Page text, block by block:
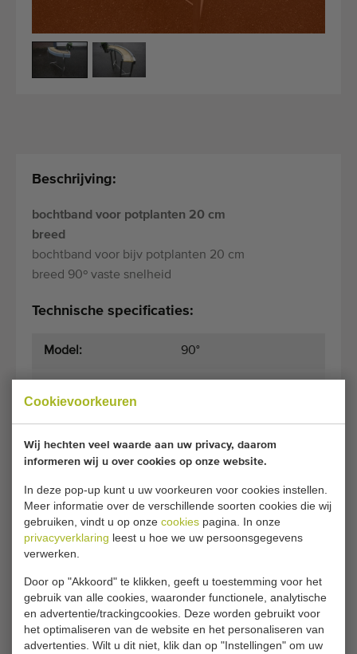
Cookievoorkeuren
Wij hechten veel waarde aan uw privacy, daarom
informeren wij u over cookies op onze website.
In deze pop-up kunt u uw voorkeuren voor cookies instellen.
Meer informatie over de verschillende soorten cookies die wij
gebruiken, vindt u op onze cookies pagina. In onze
privacyverklaring leest u hoe we uw persoonsgegevens
verwerken.
Door op "Akkoord" te klikken, geeft u toestemming voor het
gebruik van alle cookies, waaronder functionele, analytische
en advertentie/trackingcookies. Deze worden gebruikt voor
het optimaliseren van de website en het personaliseren van
advertenties. Wilt u dit niet, klik dan op "Instellingen" om uw
Beschrijving:
bochtband voor potplanten 20 cm
breed
bochtband voor bijv potplanten 20 cm
breed 90º vaste snelheid
Technische specificaties:
Model: 90°
Algemene voorwaarden Aankoopproces
Helaas is deze bochtband voor potplanten 20 cm
breed inmiddels verkocht.
vergelijkbare Bochtbanden beschikbaar komt? Vul hier uw
gegevens in.